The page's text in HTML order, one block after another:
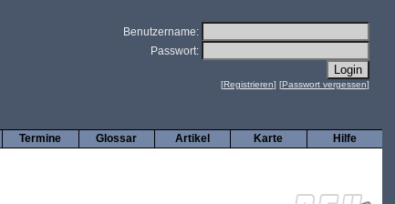
Benutzername:
Passwort:
[Registrieren] [Passwort vergessen]
Hilfe
Karte
Artikel
Glossar
Termine